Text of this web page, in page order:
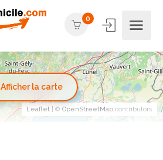
0
Leaflet | © OpenStreetMap contributors
Afficher la carte